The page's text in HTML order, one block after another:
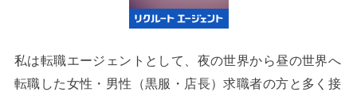
私は転職エージェントとして、夜の世界から昼の世界へ
転職した女性・男性（黒服・店長）求職者の方と多く接